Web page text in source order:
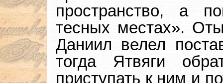
пространство, а
тесных местах».
Даниил велел
тогда Ятвяги
приступать к ним и